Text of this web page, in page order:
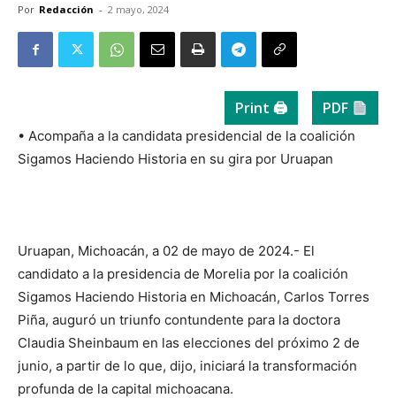
Por Redacción - 2 mayo, 2024
Print 🖨 PDF
• Acompaña a la candidata presidencial de la coalición
Sigamos Haciendo Historia en su gira por Uruapan
Uruapan, Michoacán, a 02 de mayo de 2024.- El
candidato a la presidencia de Morelia por la coalición
Sigamos Haciendo Historia en Michoacán, Carlos Torres
Piña, auguró un triunfo contundente para la doctora
Claudia Sheinbaum en las elecciones del próximo 2 de
junio, a partir de lo que, dijo, iniciará la transformación
profunda de la capital michoacana.